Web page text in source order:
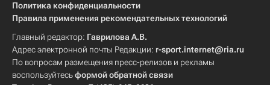
Политика конфиденциальности
Правила применения рекомендательных технологий
Главный редактор: Гаврилова А.В.
Адрес электронной почты Редакции: r-sport.internet@ria.ru
По вопросам размещения пресс-релизов и рекламы
воспользуйтесьформой обратной связи